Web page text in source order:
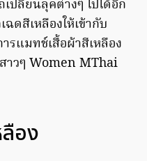
ปลี่ยนลุคต่างๆ ไปได้อีก
ฉดสีเหลืองให้เข้ากับ
รแมทช์เสื้อผ้าสีเหลือง
าวๆ Women MThai
อง